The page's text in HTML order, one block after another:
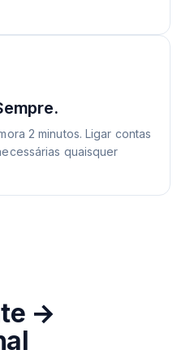
2 minutos. Ligar contas
quaisquer
→